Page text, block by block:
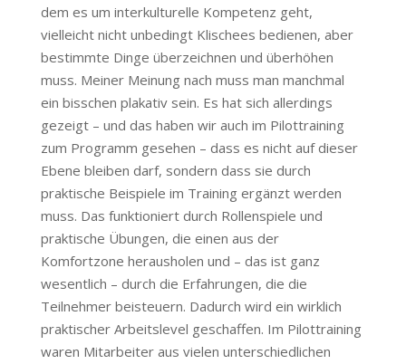
dem es um interkulturelle Kompetenz geht,
vielleicht nicht unbedingt Klischees bedienen, aber
bestimmte Dinge überzeichnen und überhöhen
muss. Meiner Meinung nach muss man manchmal
ein bisschen plakativ sein. Es hat sich allerdings
gezeigt – und das haben wir auch im Pilottraining
zum Programm gesehen – dass es nicht auf dieser
Ebene bleiben darf, sondern dass sie durch
praktische Beispiele im Training ergänzt werden
muss. Das funktioniert durch Rollenspiele und
praktische Übungen, die einen aus der
Komfortzone herausholen und – das ist ganz
wesentlich – durch die Erfahrungen, die die
Teilnehmer beisteuern. Dadurch wird ein wirklich
praktischer Arbeitslevel geschaffen. Im Pilottraining
waren Mitarbeiter aus vielen unterschiedlichen